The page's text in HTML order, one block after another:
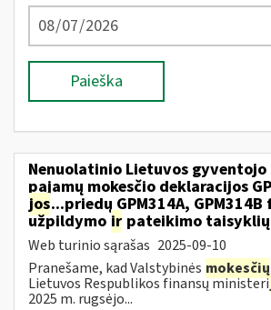
Paieška
Nenuolatinio Lietuvos gyventojo
pajamų mokesčio deklaracijos
jos...priedų GPM314A,
užpildymo ir pateikimo
Web turinio sąrašas 2025-09-10
Pranešame, kad Valstybinės mokesčių
Lietuvos Respublikos finansų ministeri
2025 m. rugsėjo...